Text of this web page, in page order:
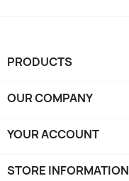
PRODUCTS
OUR COMPANY
YOUR ACCOUNT
STORE INFORMATION